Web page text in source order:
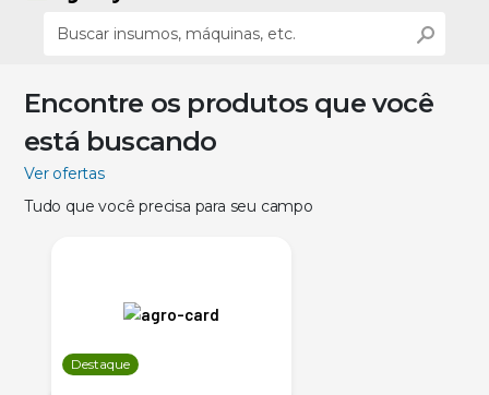
Encontre os produtos que você
está buscando
Ver ofertas
Tudo que você precisa para seu campo
Destaque